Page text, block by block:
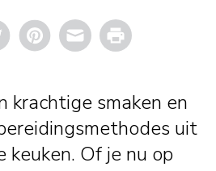
Email Print
krachtige smaken en
uit
keuken. Of je nu op